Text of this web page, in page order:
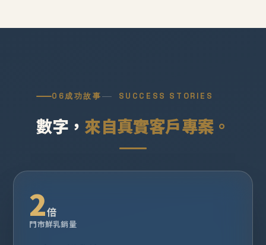
06成功故事 SUCCESS STORIES
數字， 來自真實客戶專案。
2倍
門市鮮乳銷量